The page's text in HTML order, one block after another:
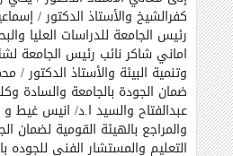
كفرالشيخ والأستاذ الدكتور /
رئيس الجامعة للدراسات العليا
اماني شاكر نائب رئيس الجامعة
وتنمية البيئة والأستاذ الدكتور /
ضمان الجودة بالجامعة والسادة
عبدالفتاح والسيد ا.د/ انيس غيط و
والمراجع بالهيئة القومية لضمان
التعليم والمستشار الفنى للجوده